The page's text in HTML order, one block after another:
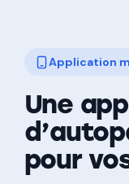
Application
Une
pour